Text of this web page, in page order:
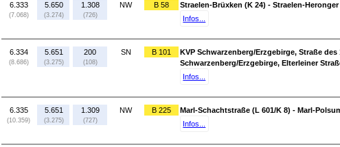
6.333
(7.068)
5.650
(3.274)
1.308
(726)
NW B 58
Straelen-Brüxken (K 24) - Straelen-Heronger
Infos...
6.334
(8.686)
5.651
(3.275)
200
(108)
SN B 101
KVP Schwarzenberg/Erzgebirge, Straße des
Schwarzenberg/Erzgebirge, Elterleiner
Infos...
6.335
(10.359)
5.651
(3.275)
1.309
(727)
NW B 225
Marl-Schachtstraße (L 601/K 8) - Marl-
Infos...